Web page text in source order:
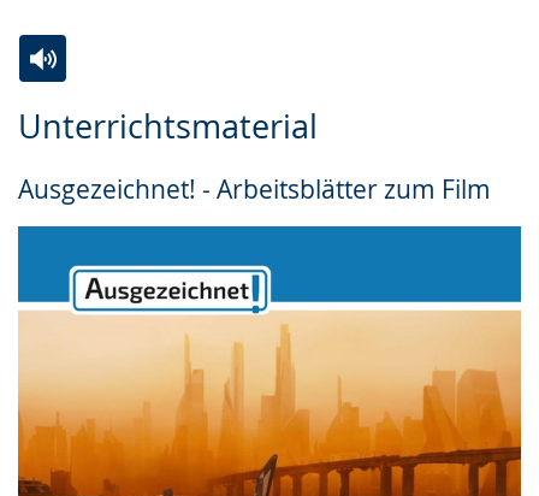
Unterrichtsmaterial
Ausgezeichnet! - Arbeitsblätter zum Film
Leichten
wechseln.
Audio-
Video
Deutscher
angezeigt.